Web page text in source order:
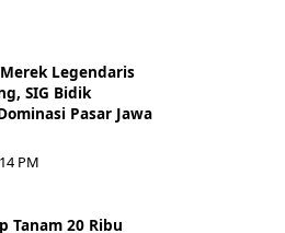
Legendaris
SIG Bidik
Pasar Jawa
PM
Tanam 20 Ribu